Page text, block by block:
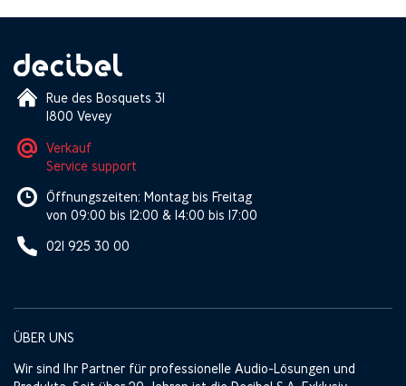
Rue des Bosquets 31
1800 Vevey
Verkauf
Service support
Öffnungszeiten: Montag bis Freitag
von 09:00 bis 12:00 & 14:00 bis 17:00
021 925 30 00
ÜBER UNS
Wir sind Ihr Partner für professionelle Audio-Lösungen und